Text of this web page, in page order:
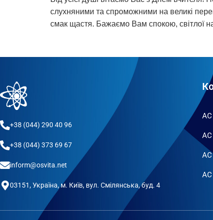
слухняними та спроможними на великі
смак щастя. Бажаємо Вам спокою, світлої
+38 (044) 290 40 96
+38 (044) 373 69 67
inform@osvita.net
03151, Україна, м. Київ, вул. Смілянська, буд. 4
АС
АС
АС
АС